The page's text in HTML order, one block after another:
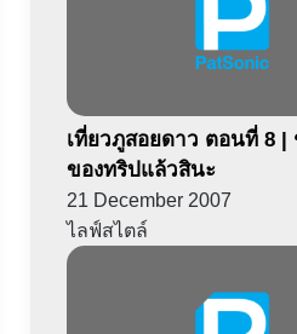
เที่ยวภูสอยดาว ตอนที่ 8 |
ของทริปแล้วสินะ
21 December 2007
ไลฟ์สไตล์